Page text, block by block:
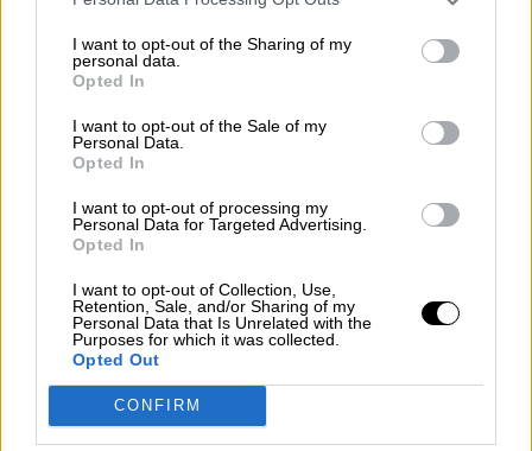
I want to opt-out of the Sharing of my
personal data.
Opted In
I want to opt-out of the Sale of my
Personal Data.
Opted In
I want to opt-out of processing my
Personal Data for Targeted Advertising.
Opted In
I want to opt-out of Collection, Use,
Retention, Sale, and/or Sharing of my
Personal Data that Is Unrelated with the
Purposes for which it was collected.
Opted Out
CONFIRM
Esperamos que Pedro Sánchez
recupere el sentido de sus palabras